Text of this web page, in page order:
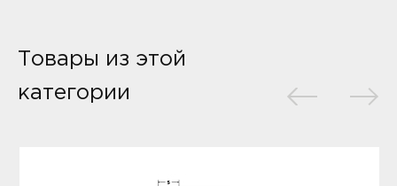
Товары из этой
категории